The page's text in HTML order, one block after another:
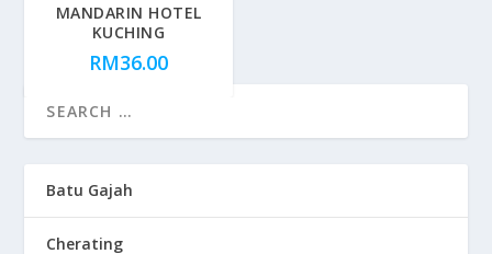
MANDARIN HOTEL
KUCHING
RM36.00
Batu Gajah
Cherating